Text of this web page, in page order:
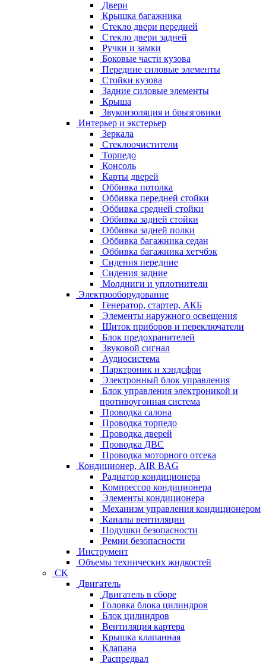
Двери
Крышка багажника
Стекло двери передней
Стекло двери задней
Ручки и замки
Боковые части кузова
Передние силовые элементы
Стойки кузова
Задние силовые элементы
Крыша
Звукоизоляция и брызговики
Интерьер и экстерьер
Зеркала
Стеклоочистители
Торпедо
Консоль
Карты дверей
Оббивка потолка
Оббивка передней стойки
Оббивка средней стойки
Оббивка задней стойки
Оббивка задней полки
Оббивка багажника седан
Оббивка багажника хетчбэк
Сидения передние
Сидения задние
Молдниги и уплотнители
Электрооборудование
Генератор, стартер, АКБ
Элементы наружного освещения
Щиток приборов и переключатели
Блок предохранителей
Звуковой сигнал
Аудиосистема
Парктроник и хэндсфри
Электронный блок управления
Блок управления электроникой и
противоугонная система
Проводка салона
Проводка торпедо
Проводка дверей
Проводка ДВС
Проводка моторного отсека
Кондиционер, AIR BAG
Радиатор кондиционера
Компрессор кондиционера
Элементы кондиционера
Механизм управления кондиционером
Каналы вентиляции
Подушки безопасности
Ремни безопасности
Инструмент
Объемы технических жидкостей
CK
Двигатель
Двигатель в сборе
Головка блока цилиндров
Блок цилиндров
Вентиляция картера
Крышка клапанная
Клапана
Распредвал